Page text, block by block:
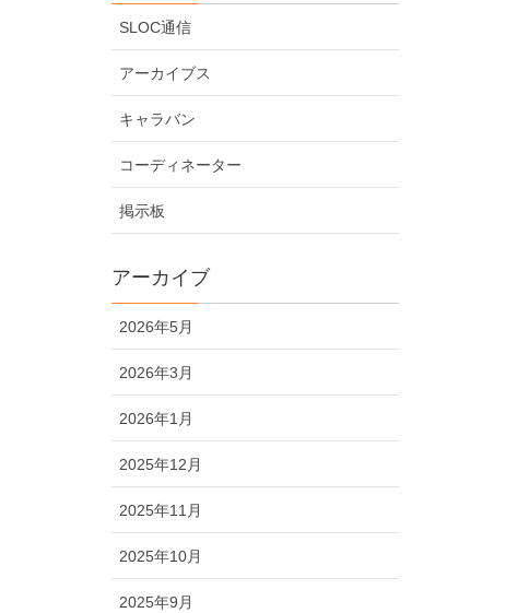
SLOC通信
アーカイブス
キャラバン
コーディネーター
掲示板
アーカイブ
2026年5月
2026年3月
2026年1月
2025年12月
2025年11月
2025年10月
2025年9月